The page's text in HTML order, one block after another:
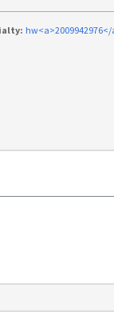
hw<a>2009942976</